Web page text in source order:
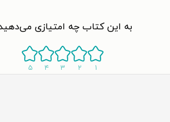
به این کتاب چه امتیازی
۱ ۲ ۳ ۴ ۵